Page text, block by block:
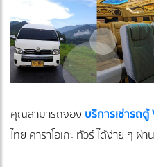
คุณสามารถจอง บริการเช่ารถ
ไทย คาราโอเกะ ทัวร์ ได้ง่าย ๆ ผ่